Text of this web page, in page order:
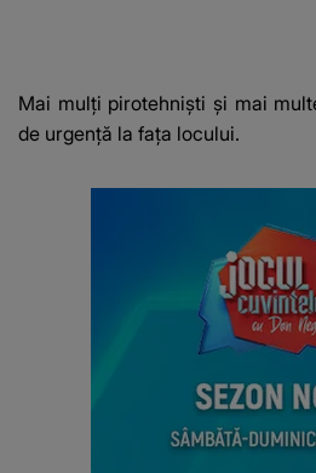
Mai mulți pirotehniști și mai
de urgență la fața locului.